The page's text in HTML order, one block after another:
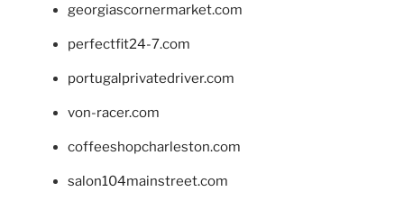
georgiascornermarket.com
perfectfit24-7.com
portugalprivatedriver.com
von-racer.com
coffeeshopcharleston.com
salon104mainstreet.com